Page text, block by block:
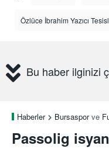
Özlüce İbrahim Yazıcı
Bu haber ilginizi
Haberler Bursasporve
Passolig